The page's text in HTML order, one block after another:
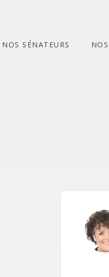
NOS SÉNATEURS